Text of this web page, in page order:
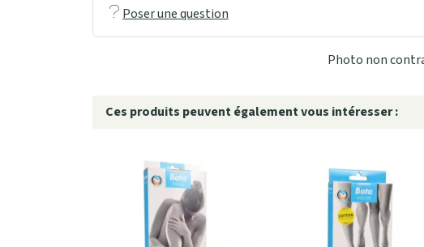
Poser une question
Photo non
Ces produits peuvent également vous intéresser :